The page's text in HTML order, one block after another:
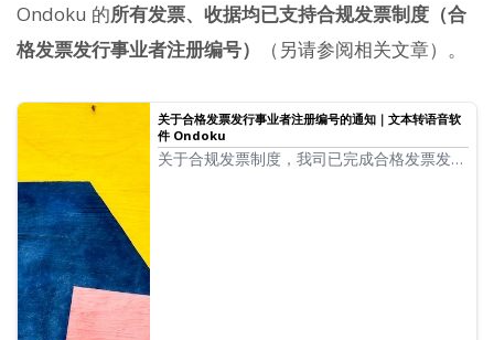
Ondoku 的所有发票、收据均已支持合规发票制度（合
格发票发行事业者注册编号）
（另请参阅相关文章）。
关于合格发票发行事业者注册编号的通知｜文本转语音软
件 Ondoku
关于合规发票制度，我司已完成合格发票发行